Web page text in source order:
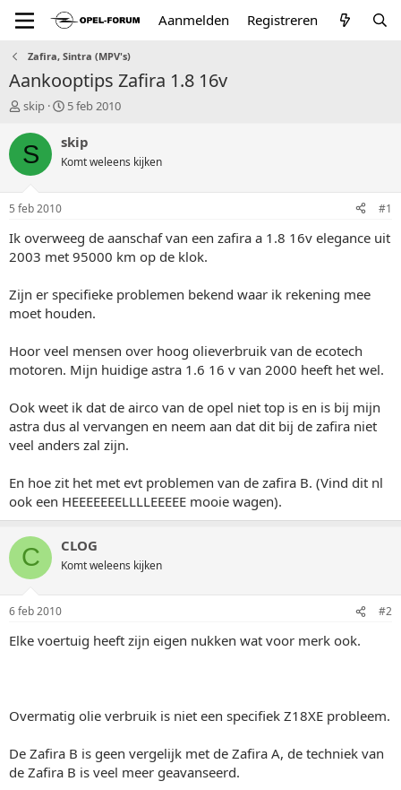
Aanmelden Registreren
Zafira, Sintra (MPV's)
Aankooptips Zafira 1.8 16v
T
p
i
a
r
t
e
skip
S
a
t
u
m
5 feb 2010
S skip
Komt weleens kijken
5 feb 2010 #1
Ik overweeg de aanschaf van een zafira a 1.8 16v elegance uit
2003 met 95000 km op de klok.
Zijn er specifieke problemen bekend waar ik rekening mee
moet houden.
Hoor veel mensen over hoog olieverbruik van de ecotech
motoren. Mijn huidige astra 1.6 16 v van 2000 heeft het wel.
Ook weet ik dat de airco van de opel niet top is en is bij mijn
astra dus al vervangen en neem aan dat dit bij de zafira niet
veel anders zal zijn.
En hoe zit het met evt problemen van de zafira B. (Vind dit nl
ook een HEEEEEEELLLLEEEEE mooie wagen).
C CLOG
Komt weleens kijken
6 feb 2010 #2
Elke voertuig heeft zijn eigen nukken wat voor merk ook.
Overmatig olie verbruik is niet een specifiek Z18XE probleem.
De Zafira B is geen vergelijk met de Zafira A, de techniek van
de Zafira B is veel meer geavanseerd.